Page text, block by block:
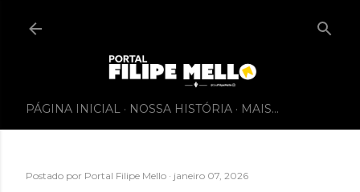
PÁGINA INICIAL NOSSA HISTÓRIA MAIS…
Postado por Portal Filipe Mello janeiro 07, 2026